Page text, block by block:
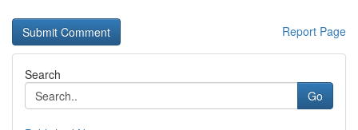
Report Page
Search
Go